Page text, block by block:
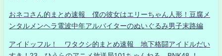
おネコさん的まとめ速報 僕の彼女はエリーちゃん人形！豆腐メ
ンタルメンヘラ電波中年アルバイターのぬいぐるみ男子末路編
アイドッフル！ ワタクシ的まとめ速報 地下格闘アイドルだい